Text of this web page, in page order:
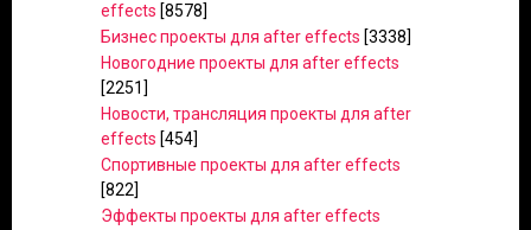
effects [8578]
Бизнес проекты для after effects [3338]
Новогодние проекты для after effects
[2251]
Новости, трансляция проекты для after
effects [454]
Спортивные проекты для after effects
[822]
Эффекты проекты для after effects